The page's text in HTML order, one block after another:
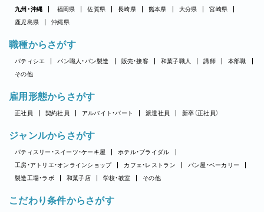
九州・沖縄 福岡県 佐賀県 長崎県 熊本県 大分県
宮崎県
鹿児島県
沖縄県
職種からさがす
パティシエ パン職人・パン製造 販売・接客 和菓子職人 講師
本部職
その他
雇用形態からさがす
正社員 契約社員 アルバイト・パート 派遣社員 新卒（正社員）
ジャンルからさがす
パティスリー・スイーツ・ケーキ屋
ホテル・ブライダル
工房・アトリエ・オンラインショップ
カフェ・レストラン
パン屋・ベーカリー
製造工場・ラボ
和菓子店 学校・教室 その他
こだわり条件からさがす